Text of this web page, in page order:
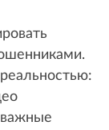
важные